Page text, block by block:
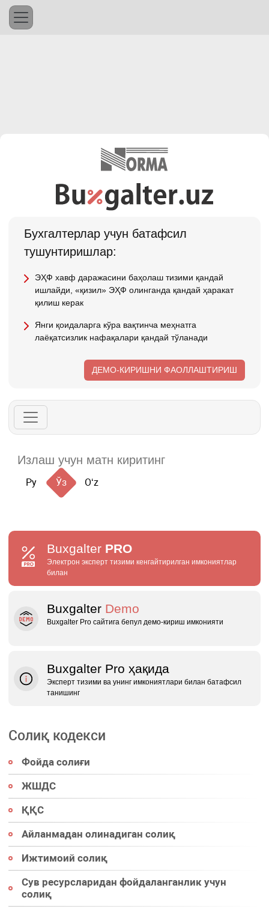
Бухгалтерлар учун батафсил
тушунтиришлар:
ЭҲФ хавф даражасини баҳолаш тизими қандай
ишлайди, «қизил» ЭҲФ олинганда қандай ҳаракат
қилиш керак
Янги қоидаларга кўра вақтинча меҳнатга
лаёқатсизлик нафақалари қандай тўланади
ДЕМО-КИРИШНИ ФАОЛЛАШТИРИШ
Ру Ўз Oʻz
Buxgalter PRO
Электрон эксперт тизими кенгайтирилган имкониятлар
билан
Buxgalter Demo
Buxgalter Pro сайтига бепул демо‑кириш имконияти
Buxgalter Pro ҳақида
Эксперт тизими ва унинг имкониятлари билан батафсил
танишинг
Солиқ кодекси
Фойда солиғи
ЖШДС
ҚҚС
Айланмадан олинадиган солиқ
Ижтимоий солиқ
Сув ресурсларидан фойдаланганлик учун
солиқ